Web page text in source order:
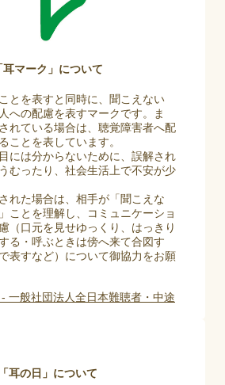
耳マーク」について
とを表すと同時に、聞こえない
への配慮を表すマークです。ま
れている場合は、聴覚障害者へ配
ことを表しています。
には分からないために、誤解され
むったり、社会生活上で不安が少
れた場合は、相手が「聞こえな
ことを理解し、コミュニケーショ
（口元を見せゆっくり、はっきり
る・呼ぶときは傍へ来て合図す
表すなど）について御協力をお願
一般社団法人全日本難聴者・中途
「耳の日」について​